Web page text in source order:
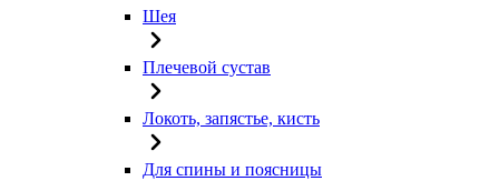
Шея
Плечевой сустав
Локоть, запястье, кисть
Для спины и поясницы